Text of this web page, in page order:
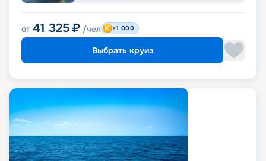
от 41 325 ₽ /чел +1 000
Выбрать круиз